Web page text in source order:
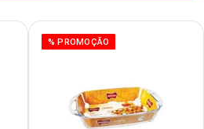
% PROMOÇÃO